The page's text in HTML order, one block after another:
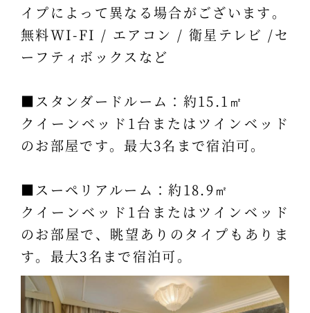
イプによって異なる場合がございます。
無料WI-FI / エアコン / 衛星テレビ /セ
ーフティボックスなど
■スタンダードルーム：約15.1㎡
クイーンベッド1台またはツインベッド
のお部屋です。最大3名まで宿泊可。
■スーペリアルーム：約18.9㎡
クイーンベッド1台またはツインベッド
のお部屋で、眺望ありのタイプもありま
す。最大3名まで宿泊可。